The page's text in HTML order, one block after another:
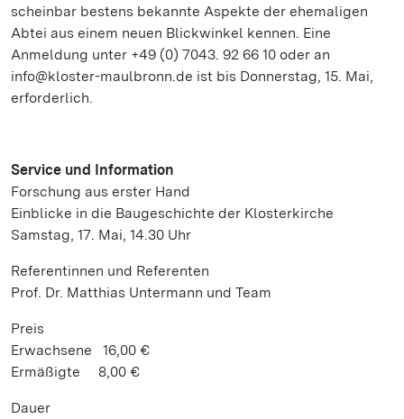
scheinbar bestens bekannte Aspekte der ehemaligen
Abtei aus einem neuen Blickwinkel kennen. Eine
Anmeldung unter +49 (0) 7043. 92 66 10 oder an
info@kloster-maulbronn.de ist bis Donnerstag, 15. Mai,
erforderlich.
Service und Information
Forschung aus erster Hand
Einblicke in die Baugeschichte der Klosterkirche
Samstag, 17. Mai, 14.30 Uhr
Referentinnen und Referenten
Prof. Dr. Matthias Untermann und Team
Preis
Erwachsene 16,00 €
Ermäßigte 8,00 €
Dauer